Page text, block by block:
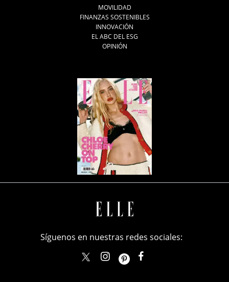
MOVILIDAD
FINANZAS SOSTENIBLES
INNOVACIÓN
EL ABC DEL ESG
OPINIÓN
Síguenos en nuestras redes sociales:
elle_mexicoellemexico